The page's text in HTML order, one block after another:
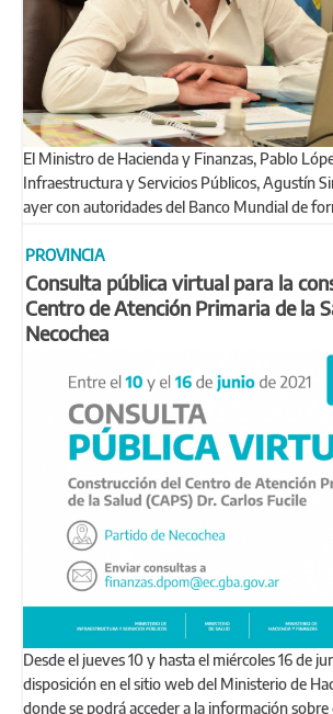
El Ministro de Hacienda y Finanzas, Pablo López, y de
Infraestructura y Servicios Públicos, Agustín
ayer con autoridades del Banco Mundial de
PROVINCIA
Consulta pública virtual para la
Centro de Atención Primaria de la
Necochea
Desde el jueves 10 y hasta el miércoles 16 de junio estará a
disposición en el sitio web del Ministerio de
donde se podrá acceder a la información